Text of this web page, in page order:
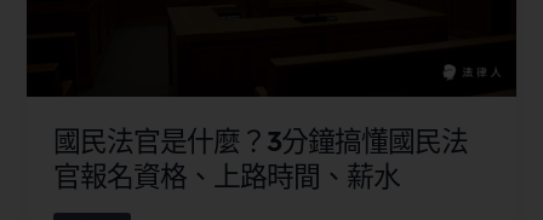
國民法官是什麼？3分鐘搞懂國民法
官報名資格、上路時間、薪水